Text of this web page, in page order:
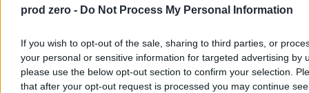
prod zero - Do Not Process My Personal Information
If you wish to opt-out of the sale, sharing to third parties, or
your personal or sensitive information for targeted advertising by
please use the below opt-out section to confirm your selection.
that after your opt-out request is processed you may continue
Czy smartfony mogą być jeszcze cieńsze? Na
przeszkodzie stoi port USB-C